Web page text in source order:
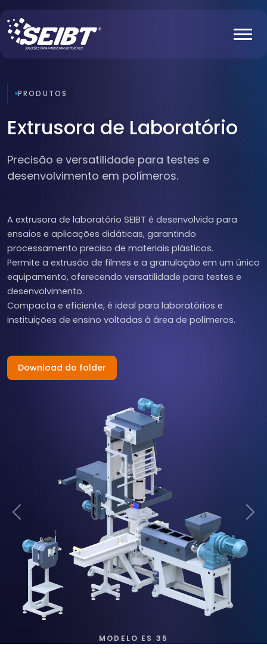
PRODUTOS
Extrusora de Laboratório
Precisão e versatilidade para testes e
desenvolvimento em polímeros.
A extrusora de laboratório SEIBT é desenvolvida para
ensaios e aplicações didáticas, garantindo
processamento preciso de materiais plásticos.
Permite a extrusão de filmes e a granulação em um único
equipamento, oferecendo versatilidade para testes e
desenvolvimento.
Compacta e eficiente, é ideal para laboratórios e
instituições de ensino voltadas à área de polímeros.
Download do folder
MODELO ES 35
Anterior